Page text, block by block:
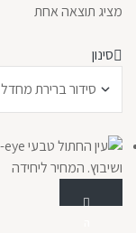
מציג תוצאה אחת
סינון